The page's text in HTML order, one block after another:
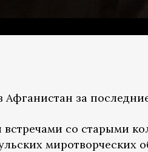
Афганистан за
со старыми
миротворческих